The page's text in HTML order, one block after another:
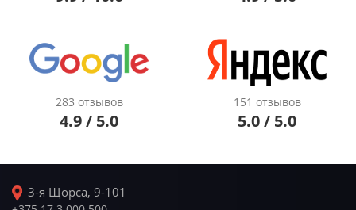
283 отзывов
4.9 / 5.0
151 отзывов
5.0 / 5.0
3-я Щорса, 9-101